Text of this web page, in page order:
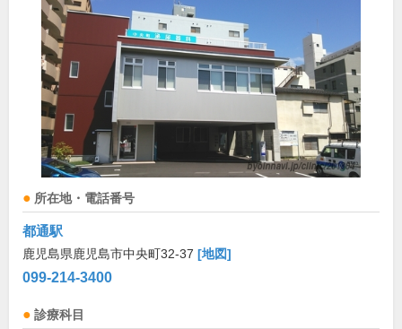
所在地・電話番号
都通駅
鹿児島県鹿児島市中央町32-37 [地図]
099-214-3400
診療科目